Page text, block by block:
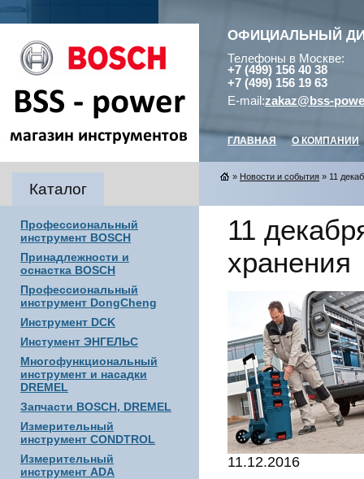
ОФИЦИАЛЬНЫЙ
Телефоны в Москве:
+7 (499) 156 40 38
+7 (499) 156 19 63
E-mail:zakaz@bss-
ГЛАВНАЯ О КОМПАНИИ
Каталог
Профессиональный
инструмент BOSCH
Принадлежности и
оснастка BOSCH
Профессиональный
инструмент DongCheng
Инструмент DCK
Инстумент ЭНГЕЛЬС
Многофункциональный
инструмент и насадки
DREMEL
Запчасти BOSCH, DREMEL
Измерительный
инструмент CONDTROL
Измерительный
инструмент ADA
» Новости и события » 11
11
хранения
11.12.2016